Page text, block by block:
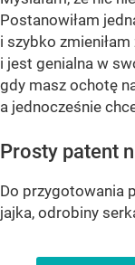
Postanowiłam
i szybko
i jest genialna w
gdy masz ochotę
a jednocześnie
Prosty patent
Do przygotowania
jajka, odrobiny